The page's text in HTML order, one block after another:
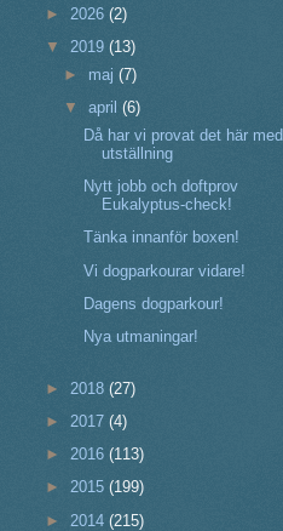
► 2026 (2)
▼ 2019 (13)
► maj(7)
▼april(6)
Då har vi provat det här med
utställning
Nytt jobb och doftprov
Eukalyptus-check!
Tänka innanför boxen!
Vi dogparkourar vidare!
Dagens dogparkour!
Nya utmaningar!
► 2018 (27)
► 2017 (4)
► 2016 (113)
► 2015 (199)
► 2014 (215)